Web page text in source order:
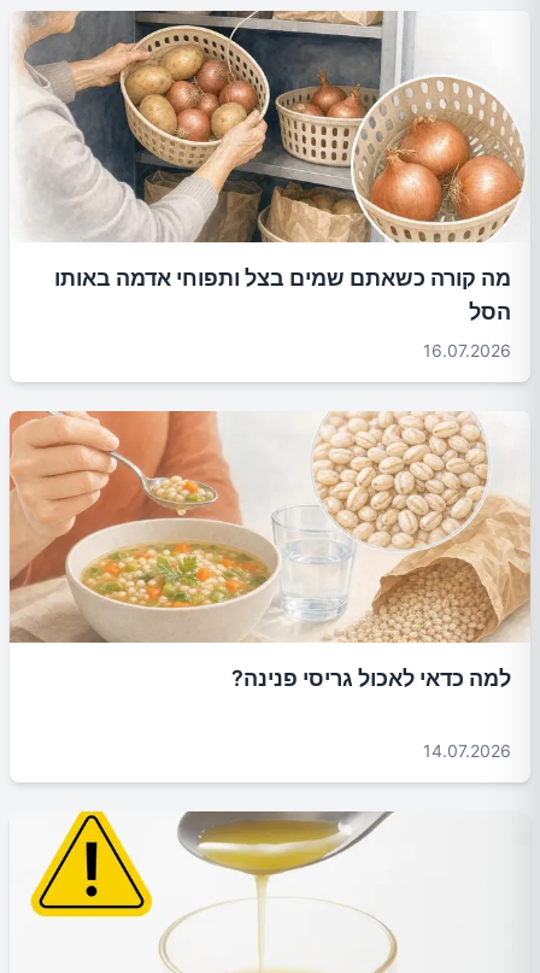
מה קורה כשאתם שמים בצל ותפוחי אדמה באותו
הסל
16.07.2026
למה כדאי לאכול גריסי פנינה?
14.07.2026